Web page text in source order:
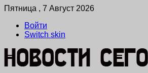
Пятница , 7 Август 2026
Войти
Switch skin